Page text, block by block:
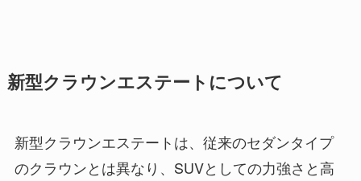
新型クラウンエステートについて
新型クラウンエステートは、従来のセダンタイプ
のクラウンとは異なり、SUVとしての力強さと高